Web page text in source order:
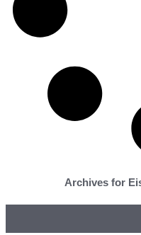
Archives for